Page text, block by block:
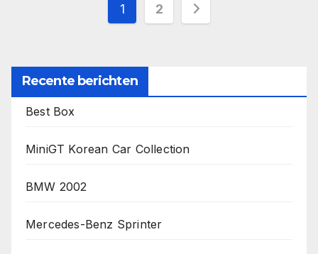
Berichten
1 2
Recente berichten
Best Box
MiniGT Korean Car Collection
BMW 2002
Mercedes-Benz Sprinter